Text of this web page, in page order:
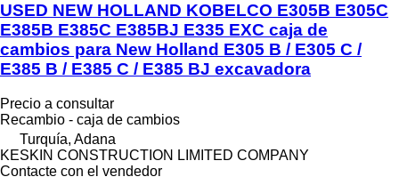
USED NEW HOLLAND KOBELCO E305B E305C
E385B E385C E385BJ E335 EXC caja de
cambios para New Holland E305 B / E305 C /
E385 B / E385 C / E385 BJ excavadora
Precio a consultar
Recambio - caja de cambios
Turquía, Adana
KESKIN CONSTRUCTION LIMITED COMPANY
Contacte con el vendedor